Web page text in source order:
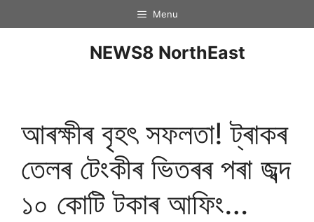
Menu
NEWS8 NorthEast
আৰক্ষীৰ বৃহৎ সফলতা! ট্ৰাকৰ
তেলৰ টেংকীৰ ভিতৰৰ পৰা জব্দ
১০ কোটি টকাৰ আফিং…